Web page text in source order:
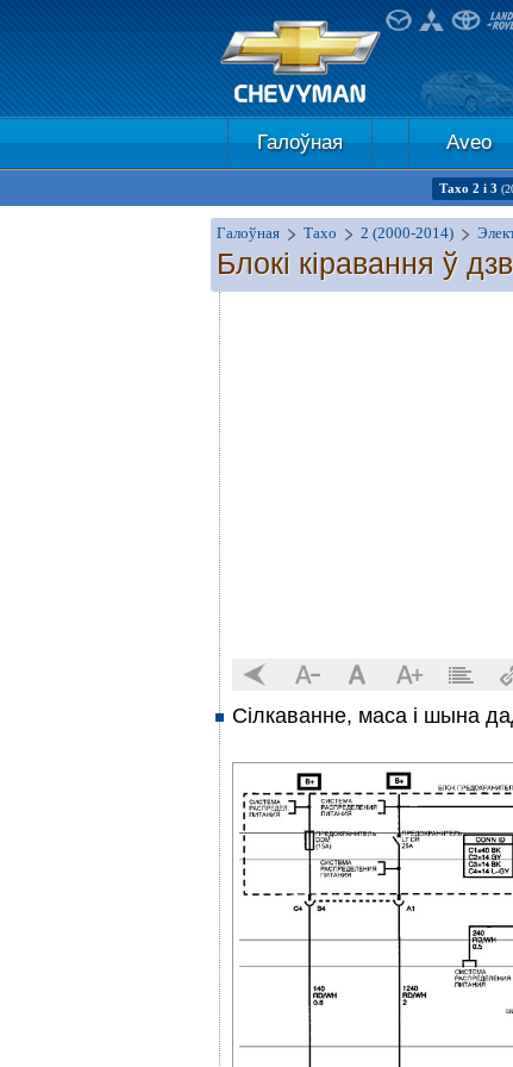
Галоўная Aveo
Тахо 2 і 3
Галоўная Тахо 2 (2000-2014)
Блокі кіравання ў
Сілкаванне, маса і шына